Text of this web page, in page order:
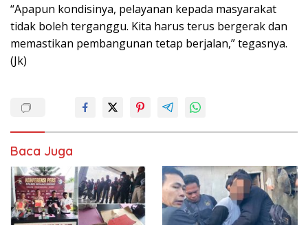
“Apapun kondisinya, pelayanan kepada masyarakat
tidak boleh terganggu. Kita harus terus bergerak dan
memastikan pembangunan tetap berjalan,” tegasnya.
(Jk)
Baca Juga